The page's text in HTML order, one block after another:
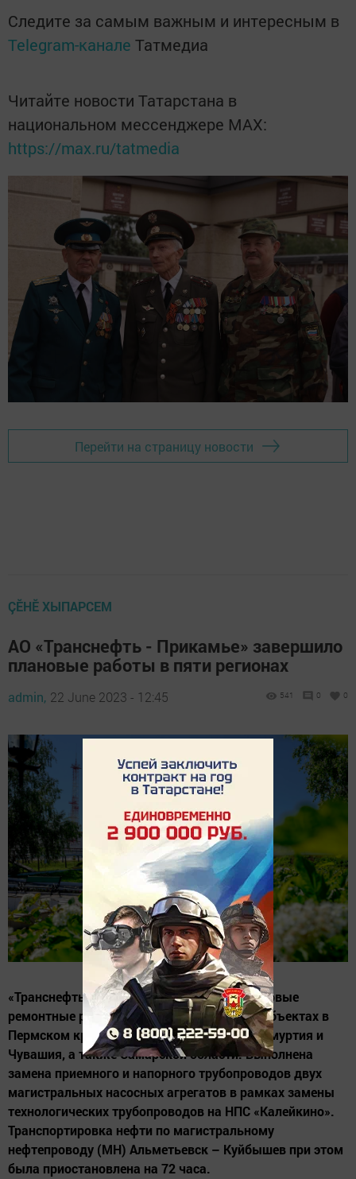
Следите за самым важным и интересным в
Telegram-канале Татмедиа
Читайте новости Татарстана в
национальном мессенджере MАХ:
https://max.ru/tatmedia
Перейти на страницу новости
ÇӖНӖ ХЫПАРСЕМ
АО «Транснефть - Прикамье» завершило
плановые работы в пяти регионах
admin, 22 June 2023 - 12:45 541 0 0
«Транснефть – Прикамье» завершило плановые
ремонтные работы на производственных объектах в
Пермском крае, Республиках Татарстан, Удмуртия и
Чувашия, а также Самарской области. Выполнена
замена приемного и напорного трубопроводов двух
магистральных насосных агрегатов в рамках замены
технологических трубопроводов на НПС «Калейкино».
Транспортировка нефти по магистральному
нефтепроводу (МН) Альметьевск – Куйбышев при этом
была приостановлена на 72 часа.